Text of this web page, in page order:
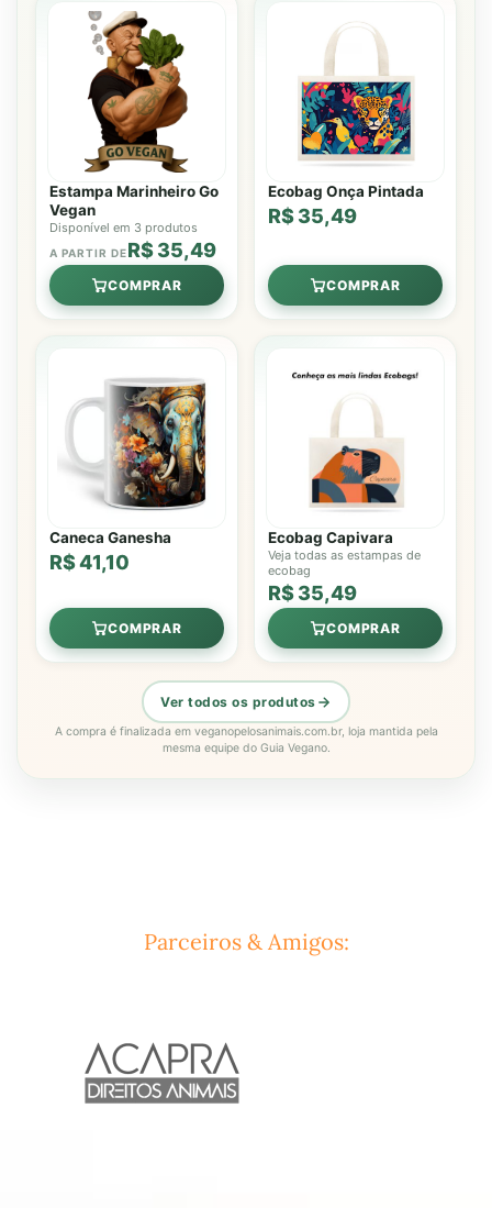
Estampa Marinheiro Go
Vegan
Disponível em 3 produtos
A PARTIR DER$ 35,49
COMPRAR
Ecobag Onça Pintada
R$ 35,49
COMPRAR
Caneca Ganesha
R$ 41,10
COMPRAR
Ecobag Capivara
Veja todas as estampas de
ecobag
R$ 35,49
COMPRAR
Ver todos os produtos
A compra é finalizada em veganopelosanimais.com.br, loja mantida pela
mesma equipe do Guia Vegano.
Parceiros & Amigos: